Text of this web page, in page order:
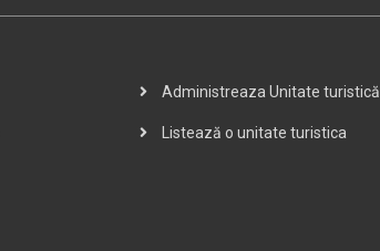
Administreaza Unitate turistică
Listează o unitate turistica